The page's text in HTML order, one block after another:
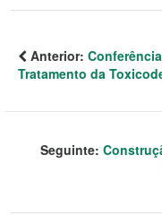
Anterior:
Tratamento da
Seguinte: